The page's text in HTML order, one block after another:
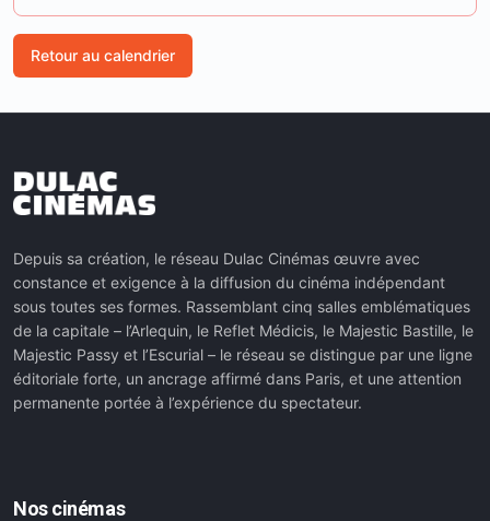
Retour au calendrier
Depuis sa création, le réseau Dulac Cinémas œuvre avec
constance et exigence à la diffusion du cinéma indépendant
sous toutes ses formes. Rassemblant cinq salles emblématiques
de la capitale – l’Arlequin, le Reflet Médicis, le Majestic Bastille, le
Majestic Passy et l’Escurial – le réseau se distingue par une ligne
éditoriale forte, un ancrage affirmé dans Paris, et une attention
permanente portée à l’expérience du spectateur.
Nos cinémas